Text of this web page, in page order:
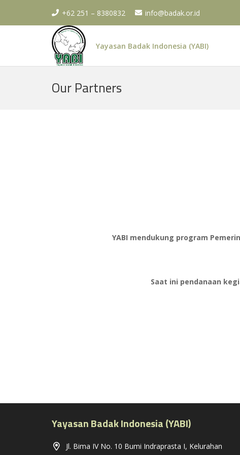
+62 251 – 8380832 info@badak.or.id
Yayasan Badak Indonesia (YABI)
Our Partners
YABI mendukung program
Saat ini pendanaan
Yayasan Badak Indonesia (YABI)
Jl. Bima IV No. 10 Bumi Indraprasta I, Kelurahan